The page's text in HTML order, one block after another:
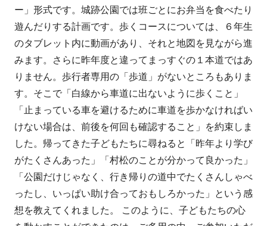
ー」形式です。城跡公園では班ごとにお弁当を食べたり
遊んだりする計画です。歩くコースについては、６年生
のタブレット内に動画があり、それと地図を見ながら進
みます。さらに昨年度と違ってまっすぐの１本道ではあ
りません。歩行者専用の「歩道」がないところもありま
す。そこで「白線から車道に出ないように歩くこと」
「止まっている車を避けるために車道を歩かなければい
けない場合は、前後を何回も確認すること」を約束しま
した。帰ってきた子どもたちに尋ねると「昨年より学び
がたくさんあった」「村松のことが分かって良かった」
「公園だけじゃなく、行き帰りの道中でたくさんしゃべ
ったし、いっぱい助け合っておもしろかった」という感
想を教えてくれました。 このように、子どもたちの心